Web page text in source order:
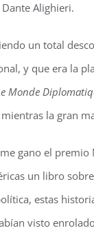
Alighieri.
un total
y que era la
Monde
la gran
gano el
un libro
estas
visto